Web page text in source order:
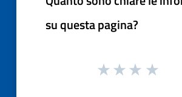
su questa pagina?